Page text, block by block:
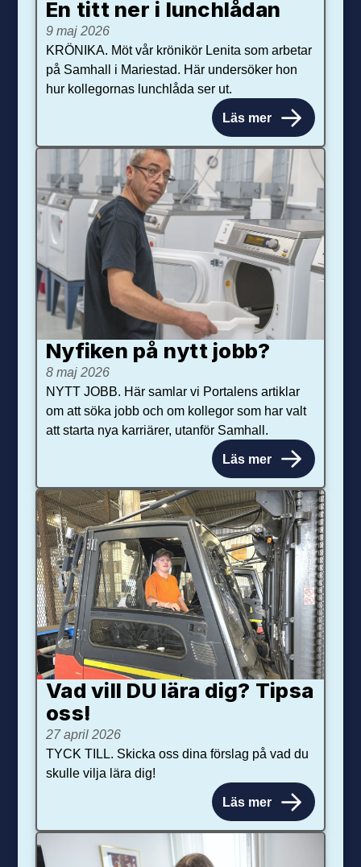
En titt ner i lunchlådan
9 maj 2026
KRÖNIKA. Möt vår krönikör Lenita som arbetar
på Samhall i Mariestad. Här undersöker hon
hur kollegornas lunchlåda ser ut.
Läs mer
Nyfiken på nytt jobb?
8 maj 2026
NYTT JOBB. Här samlar vi Portalens artiklar
om att söka jobb och om kollegor som har valt
att starta nya karriärer, utanför Samhall.
Läs mer
Vad vill DU lära dig? Tipsa
oss!
27 april 2026
TYCK TILL. Skicka oss dina förslag på vad du
skulle vilja lära dig!
Läs mer